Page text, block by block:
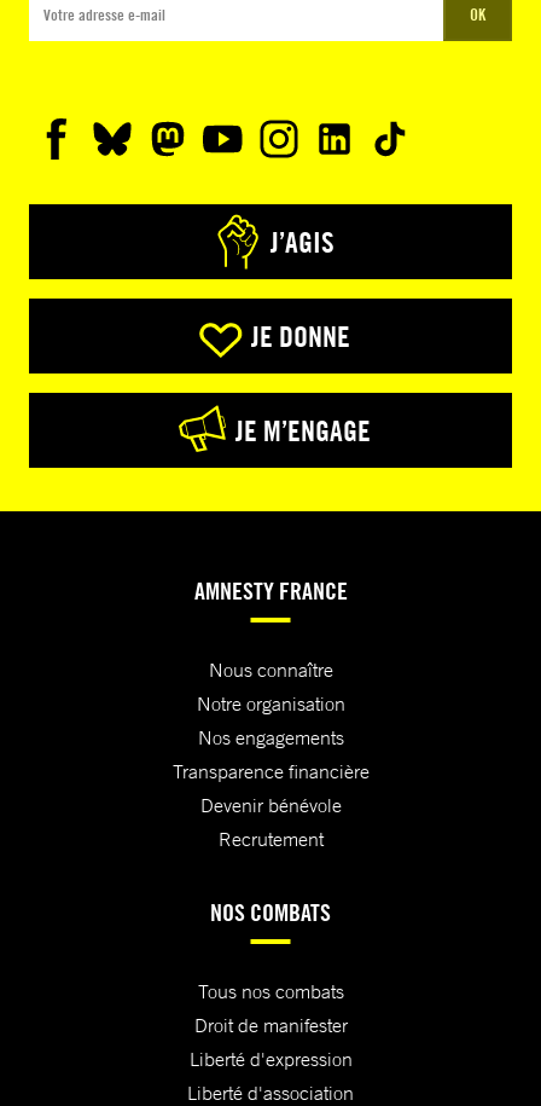
OK
J’AGIS
JE DONNE
JE M’ENGAGE
AMNESTY FRANCE
Nous connaître
Notre organisation
Nos engagements
Transparence financière
Devenir bénévole
Recrutement
NOS COMBATS
Tous nos combats
Droit de manifester
Liberté d'expression
Liberté d'association